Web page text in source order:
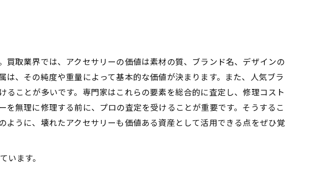
取業界では、アクセサリーの価値は素材の質、ブランド名、デザインの
、その純度や重量によって基本的な価値が決まります。また、人気ブラ
ことが多いです。専門家はこれらの要素を総合的に査定し、修理コスト
無理に修理する前に、プロの査定を受けることが重要です。そうするこ
うに、壊れたアクセサリーも価値ある資産として活用できる点をぜひ覚
ます。